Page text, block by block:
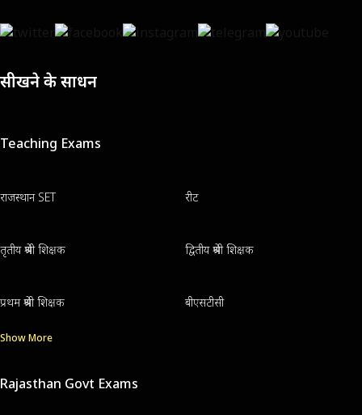
सीखने के साधन
Teaching Exams
राजस्थान SET रीट
तृतीय श्रेणी शिक्षक द्वितीय श्रेणी शिक्षक
प्रथम श्रेणी शिक्षक बीएसटीसी
Show More
Rajasthan Govt Exams